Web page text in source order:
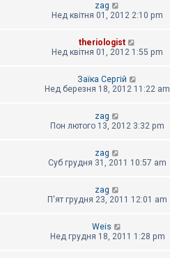
zag
Нед квітня 01, 2012 2:10 pm
theriologist
Нед квітня 01, 2012 1:55 pm
Заїка Сергій
Нед березня 18, 2012 11:22 am
zag
Пон лютого 13, 2012 3:32 pm
zag
Суб грудня 31, 2011 10:57 am
zag
П'ят грудня 23, 2011 12:01 am
Weis
Нед грудня 18, 2011 1:28 pm